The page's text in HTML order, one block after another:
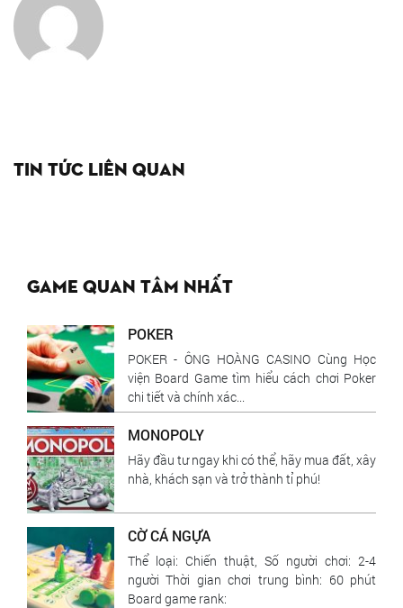
Tin tức liên quan
Game quan tâm nhất
POKER
POKER - ÔNG HOÀNG CASINO Cùng Học
viện Board Game tìm hiểu cách chơi Poker
chi tiết và chính xác...
MONOPOLY
Hãy đầu tư ngay khi có thể, hãy mua đất, xây
nhà, khách sạn và trở thành tỉ phú!
CỜ CÁ NGỰA
Thể loại: Chiến thuật, Số người chơi: 2-4
người Thời gian chơi trung bình: 60 phút
Board game rank: